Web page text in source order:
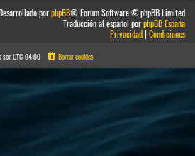
porphpBB® Forum Software © phpBB Limited
Traducción al español porphpBB España
Privacidad|Condiciones
sonUTC-04:00 Borrar cookies